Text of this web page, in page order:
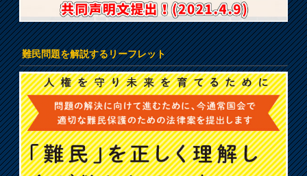
難民問題を解説するリーフレット